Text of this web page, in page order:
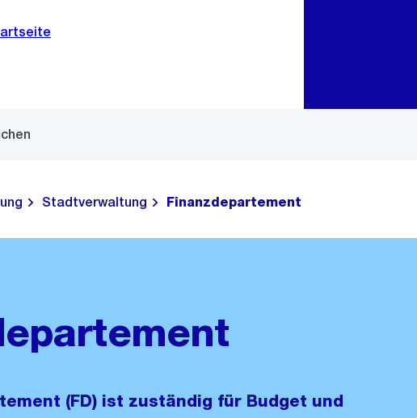
Stadtverwaltung Finanzdepartement
(FD) ist zuständig für Budget und